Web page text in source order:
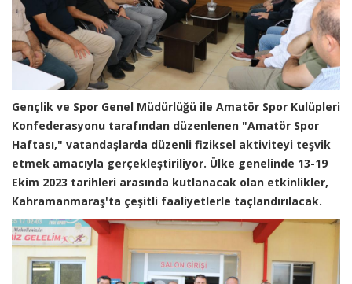
Gençlik ve Spor Genel Müdürlüğü ile Amatör Spor Kulüpleri
Konfederasyonu tarafından düzenlenen "Amatör Spor
Haftası," vatandaşlarda düzenli fiziksel aktiviteyi teşvik
etmek amacıyla gerçekleştiriliyor. Ülke genelinde 13-19
Ekim 2023 tarihleri arasında kutlanacak olan etkinlikler,
Kahramanmaraş'ta çeşitli faaliyetlerle taçlandırılacak.